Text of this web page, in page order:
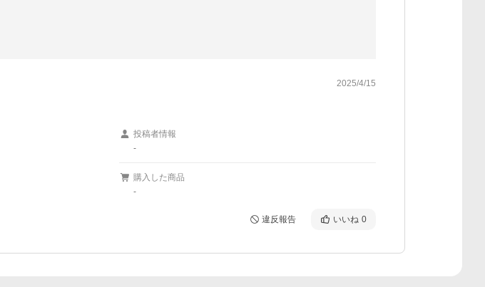
2025/4/15
投稿者情報
-
購入した商品
-
違反報告 いいね 0